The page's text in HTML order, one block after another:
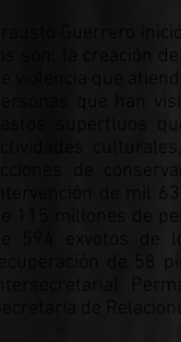
Frausto Guerrero
los son: la creación
de violencia que
personas que han
gastos superfluos
actividades
acciones de
intervención de mil
de 115 millones de
de 594 exvotos de
recuperación de 58
Intersecretarial
Secretaría de